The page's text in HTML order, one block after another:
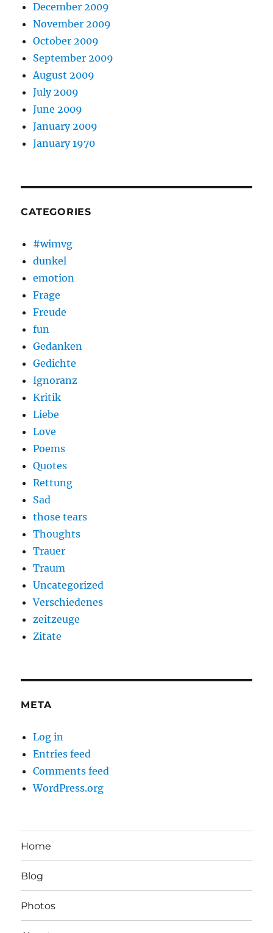
December 2009
November 2009
October 2009
September 2009
August 2009
July 2009
June 2009
January 2009
January 1970
CATEGORIES
#wimvg
dunkel
emotion
Frage
Freude
fun
Gedanken
Gedichte
Ignoranz
Kritik
Liebe
Love
Poems
Quotes
Rettung
Sad
those tears
Thoughts
Trauer
Traum
Uncategorized
Verschiedenes
zeitzeuge
Zitate
META
Log in
Entries feed
Comments feed
WordPress.org
Home
Blog
Photos